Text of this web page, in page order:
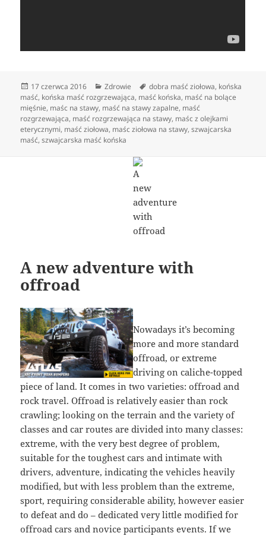
Data
publikacji
17 czerwca 2016 Kategorie
Zdrowie Tagi
dobra maść ziołowa, końska
maść, końska maść rozgrzewająca, maść końska, maść na bolące
mięśnie, maśc na stawy, maść na stawy zapalne, maść
rozgrzewająca, maść rozgrzewająca na stawy, maśc z olejkami
eterycznymi, maść ziołowa, maśc ziołowa na stawy,szwajcarska
maść,szwajcarska maść końska
A new adventure with
offroad
Nowadays it’s becoming
more and more standard
offroad, or extreme
driving on caliche-topped
piece of land. It comes in two varieties: offroad and
rock travel. Offroad is relatively easier than rock
crawling; looking on the terrain and the variety of
classes and car routes are divided into many classes:
extreme, with the very best degree of problem,
suitable for the toughest cars and intimate with
drivers, adventure, indicating the vehicles heavily
modified, but with less problem than the extreme,
sport, requiring considerable ability, however easier
to defeat and do – dedicated very little modified for
offroad cars and novice participants events. If we